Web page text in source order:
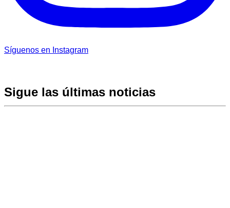
Síguenos en Instagram
Sigue las últimas noticias